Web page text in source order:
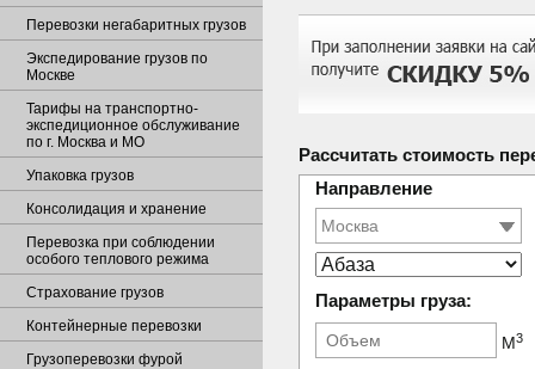
Рассчитать стоимость
Направление
Параметры груза:
М3
Перевозки негабаритных грузов
Экспедирование грузов по
Москве
Тарифы на транспортно-
экспедиционное обслуживание
по г. Москва и МО
Упаковка грузов
Консолидация и хранение
Перевозка при соблюдении
особого теплового режима
Страхование грузов
Контейнерные перевозки
Грузоперевозки фурой